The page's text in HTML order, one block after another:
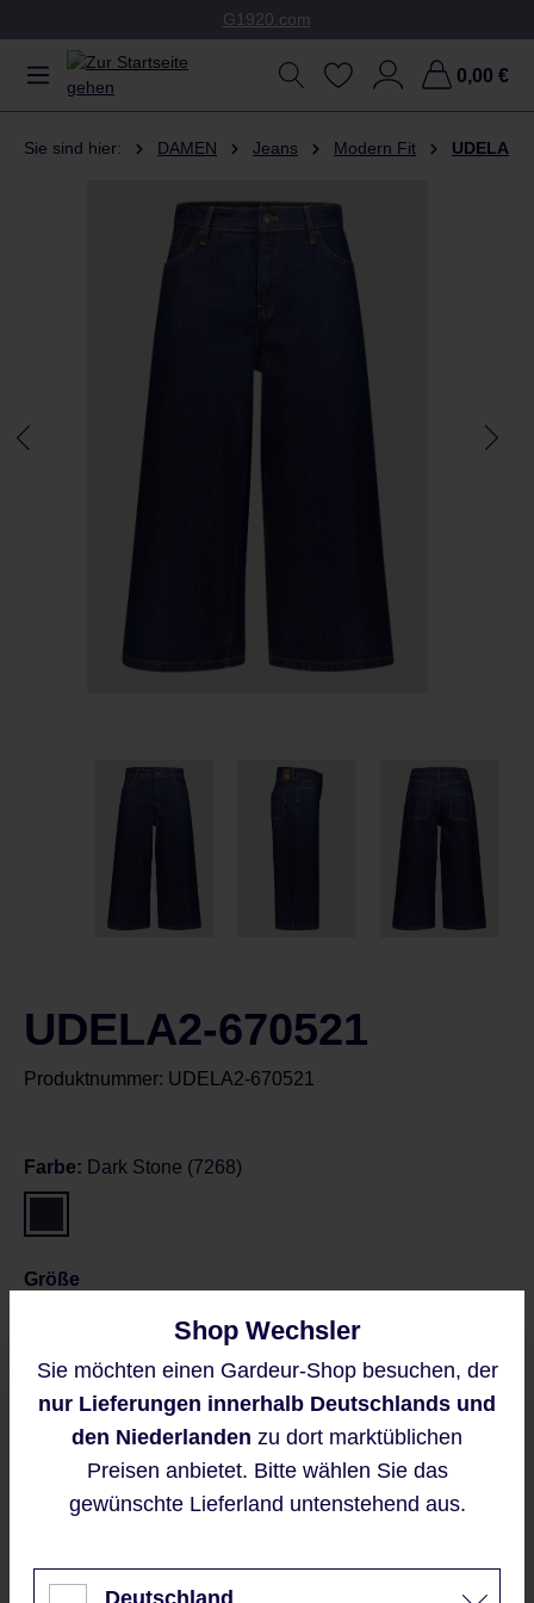
G1920.com
0,00 €
Sie sind hier: DAMEN Jeans Modern Fit UDELA
UDELA2-670521
Produktnummer: UDELA2-670521
Farbe: Dark Stone (7268)
Größe
Größentabelle
Preise inkl. MwSt. zzgl. Versandkosten
Shop Wechsler
Sie möchten einen Gardeur-Shop besuchen, der
nur Lieferungen innerhalb Deutschlands und
den Niederlanden zu dort marktüblichen
Preisen anbietet. Bitte wählen Sie das
gewünschte Lieferland untenstehend aus.
Deutschland
Diese Website verwendet Cookies,
um eine bestmögliche Erfahrung
bieten zu können.